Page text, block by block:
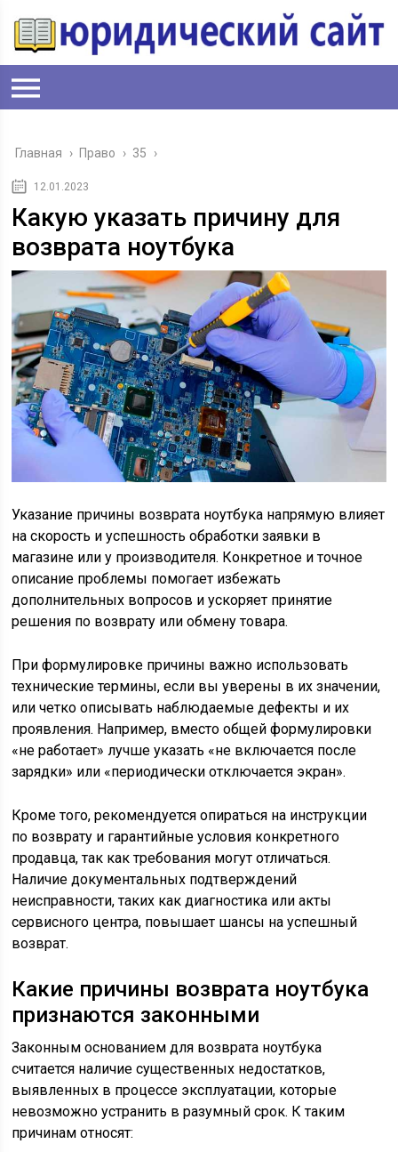
Главная › Право › 35 ›
12.01.2023
Какую указать причину для
возврата ноутбука
Указание причины возврата ноутбука напрямую влияет
на скорость и успешность обработки заявки в
магазине или у производителя. Конкретное и точное
описание проблемы помогает избежать
дополнительных вопросов и ускоряет принятие
решения по возврату или обмену товара.
При формулировке причины важно использовать
технические термины, если вы уверены в их значении,
или четко описывать наблюдаемые дефекты и их
проявления. Например, вместо общей формулировки
«не работает» лучше указать «не включается после
зарядки» или «периодически отключается экран».
Кроме того, рекомендуется опираться на инструкции
по возврату и гарантийные условия конкретного
продавца, так как требования могут отличаться.
Наличие документальных подтверждений
неисправности, таких как диагностика или акты
сервисного центра, повышает шансы на успешный
возврат.
Какие причины возврата ноутбука
признаются законными
Законным основанием для возврата ноутбука
считается наличие существенных недостатков,
выявленных в процессе эксплуатации, которые
невозможно устранить в разумный срок. К таким
причинам относят: